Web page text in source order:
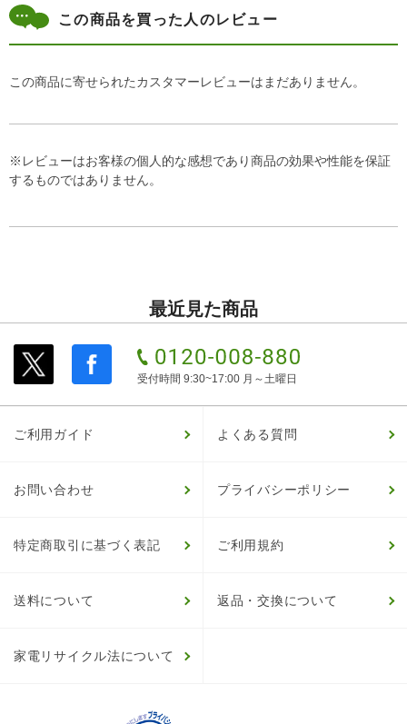
この商品を買った人のレビュー
この商品に寄せられたカスタマーレビューはまだありません。
※レビューはお客様の個人的な感想であり商品の効果や性能を保証
するものではありません。
最近見た商品
受付時間 9:30~17:00 月～土曜日
ご利用ガイド よくある質問
お問い合わせ プライバシーポリシー
特定商取引に基づく表記 ご利用規約
送料について 返品・交換について
家電リサイクル法について